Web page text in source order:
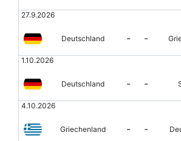
27.9.2026
Deutschland - -
1.10.2026
Deutschland - -
4.10.2026
Griechenland - -